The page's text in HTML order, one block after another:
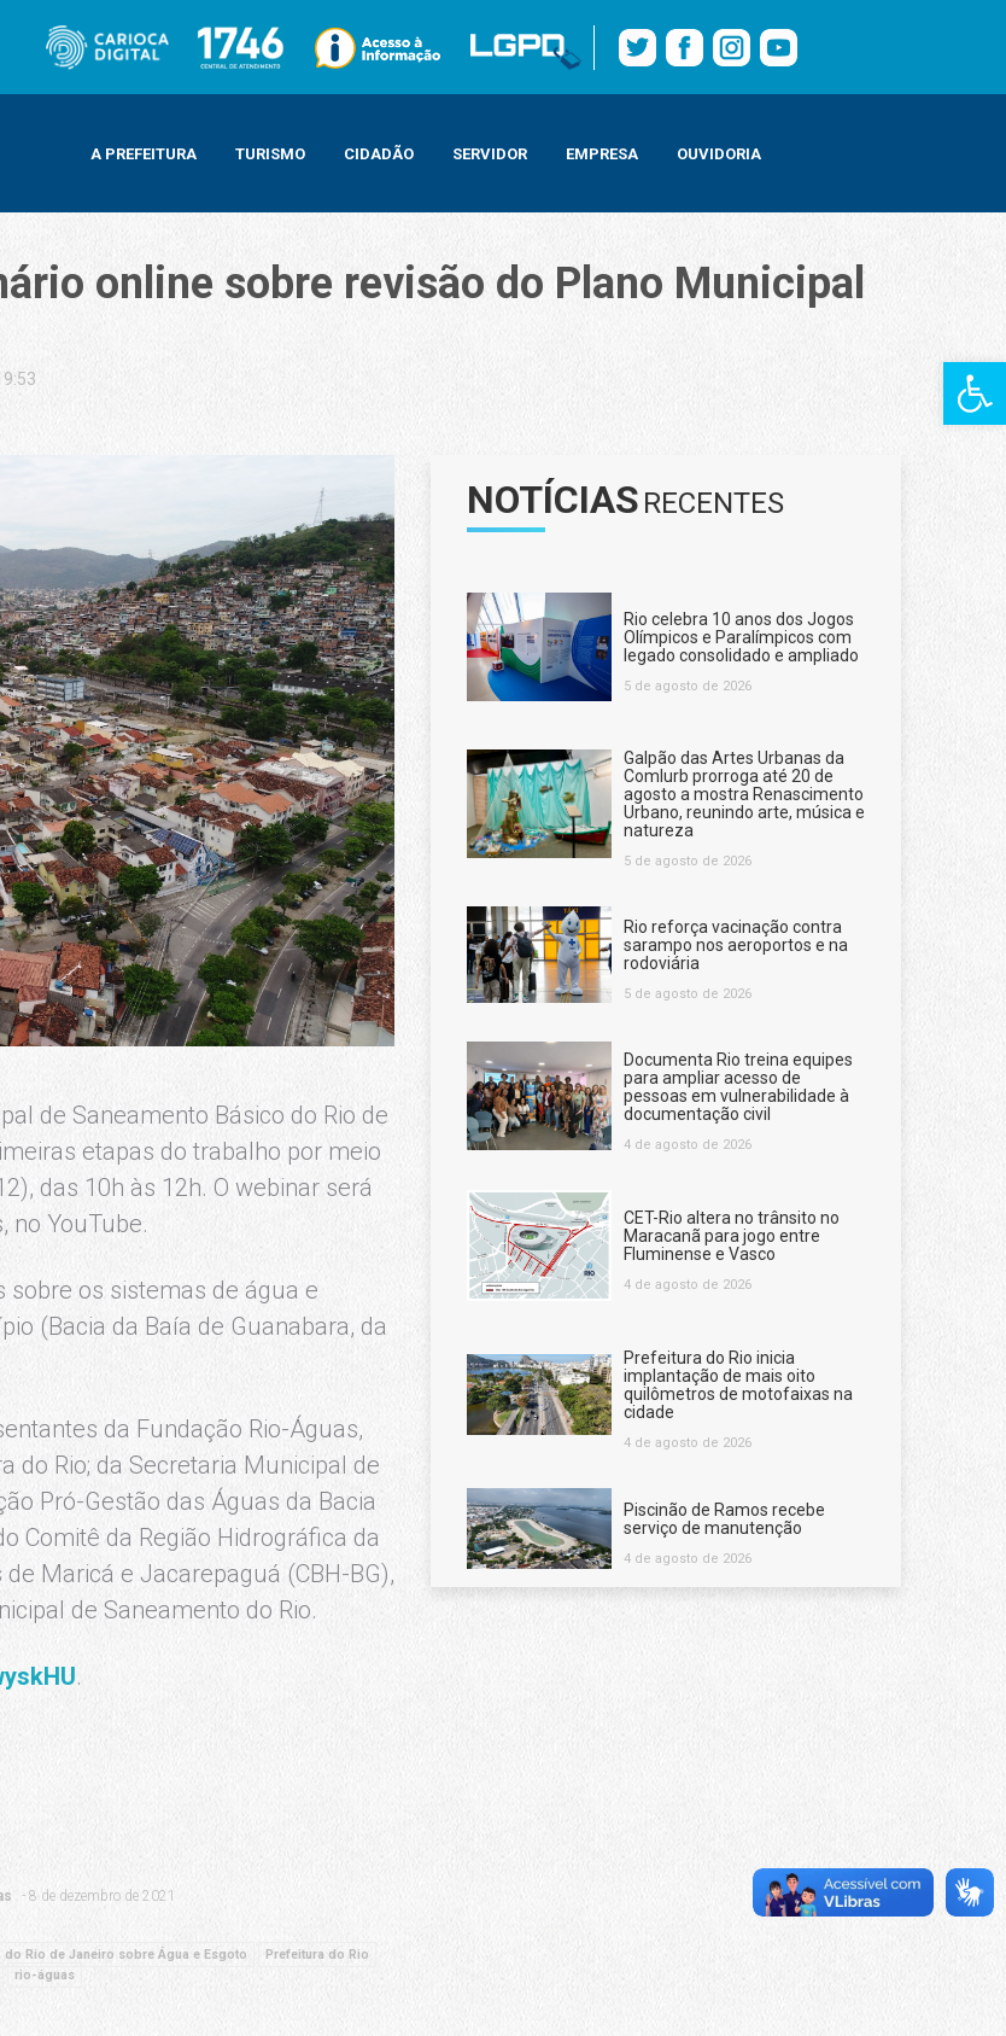
Barra de
A PREFEITURA TURISMO CIDADÃO SERVIDOR EMPRESA OUVIDORIA
online sobre revisão do Plano Municipal
revisão do Plano Municipal de Saneamento do Rio
de Saneamento Básico do Rio de
etapas do trabalho por meio
das 10h às 12h. O webinar será
no YouTube.
sobre os sistemas de água e
(Bacia da Baía de Guanabara, da
da Fundação Rio-Águas,
do Rio; da Secretaria Municipal de
Pró-Gestão das Águas da Bacia
Comitê da Região Hidrográfica da
Maricá e Jacarepaguá (CBH-BG),
de Saneamento do Rio.
.
8 de dezembro de 2021
Rio de Janeiro sobre Água e Esgoto
Prefeitura do Rio
rio-águas
NOTÍCIAS RECENTES
Rio celebra 10 anos dos Jogos
Olímpicos e Paralímpicos com
legado consolidado e ampliado
5 de agosto de 2026
Galpão das Artes Urbanas da
Comlurb prorroga até 20 de
agosto a mostra Renascimento
Urbano, reunindo arte, música e
natureza
5 de agosto de 2026
Rio reforça vacinação contra
sarampo nos aeroportos e na
rodoviária
5 de agosto de 2026
Documenta Rio treina equipes
para ampliar acesso de
pessoas em vulnerabilidade à
documentação civil
4 de agosto de 2026
CET-Rio altera no trânsito no
Maracanã para jogo entre
Fluminense e Vasco
4 de agosto de 2026
Prefeitura do Rio inicia
implantação de mais oito
quilômetros de motofaixas na
cidade
4 de agosto de 2026
Piscinão de Ramos recebe
serviço de manutenção
4 de agosto de 2026